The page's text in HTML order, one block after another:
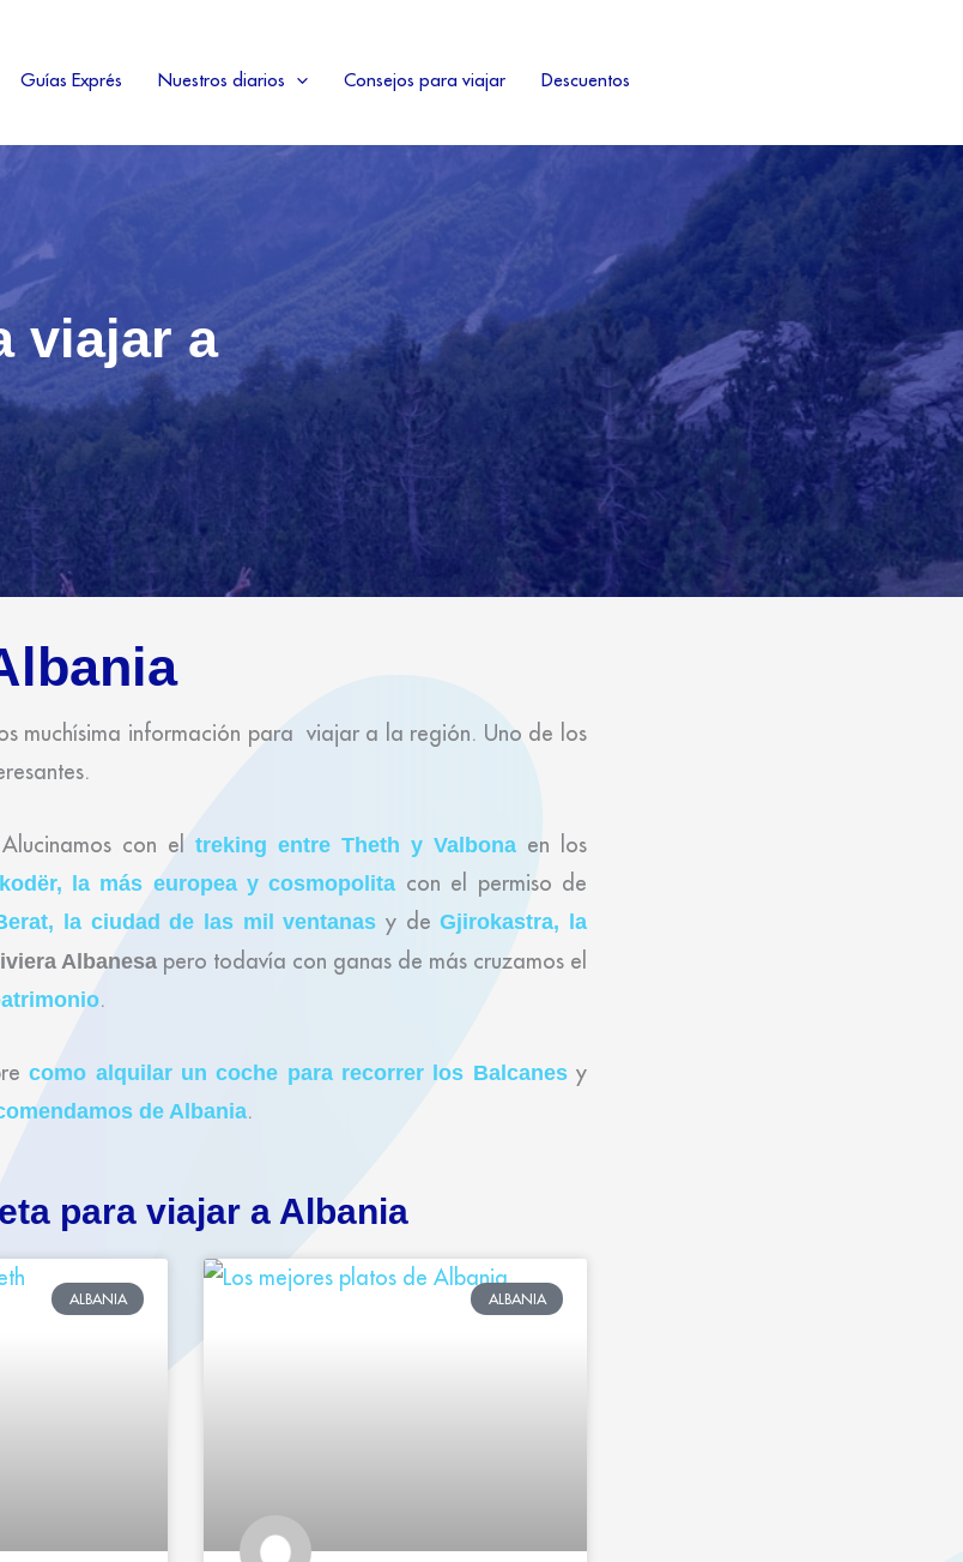
Guías Exprés Nuestros diarios Consejos para viajar Descuentos
viajar a
muchísima información para viajar a la región. Uno de los
con el treking entre Theth y Valbona en los
la más europea y cosmopolita con el permiso de
la ciudad de las mil ventanas y deGjirokastra, la
Albanesa pero todavía con ganas de más cruzamos el
.
como alquilar un coche para recorrer los Balcanesy
de Albania.
para viajar a Albania
ALBANIA ALBANIA